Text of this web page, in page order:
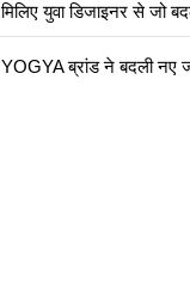
मिलिए युवा डिजाइनर से जो
YOGYA ब्रांड ने बदली नए